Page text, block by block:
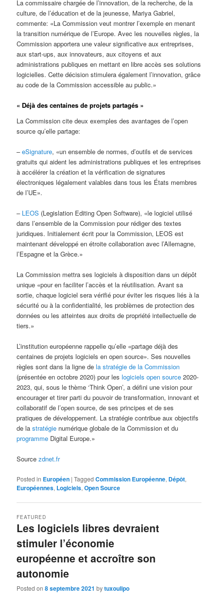
La commissaire chargée de l’innovation, de la recherche, de la
culture, de l’éducation et de la jeunesse, Mariya Gabriel,
commente: «La Commission veut montrer l’exemple en menant
la transition numérique de l’Europe. Avec les nouvelles règles, la
Commission apportera une valeur significative aux entreprises,
aux start-ups, aux innovateurs, aux citoyens et aux
administrations publiques en mettant en libre accès ses solutions
logicielles. Cette décision stimulera également l’innovation, grâce
au code de la Commission accessible au public.»
« Déjà des centaines de projets partagés »
La Commission cite deux exemples des avantages de l’open
source qu’elle partage:
–eSignature, «un ensemble de normes, d’outils et de services
gratuits qui aident les administrations publiques et les entreprises
à accélérer la création et la vérification de signatures
électroniques légalement valables dans tous les États membres
de l’UE».
– LEOS (Legislation Editing Open Software), «le logiciel utilisé
dans l’ensemble de la Commission pour rédiger des textes
juridiques. Initialement écrit pour la Commission, LEOS est
maintenant développé en étroite collaboration avec l’Allemagne,
l’Espagne et la Grèce.»
La Commission mettra ses logiciels à disposition dans un dépôt
unique «pour en faciliter l’accès et la réutilisation. Avant sa
sortie, chaque logiciel sera vérifié pour éviter les risques liés à la
sécurité ou à la confidentialité, les problèmes de protection des
données ou les atteintes aux droits de propriété intellectuelle de
tiers.»
L’institution européenne rappelle qu’elle «partage déjà des
centaines de projets logiciels en open source». Ses nouvelles
règles sont dans la ligne dela stratégie de la Commission
(présentée en octobre 2020) pour leslogiciels open source 2020-
2023, qui, sous le thème ‘Think Open’, a défini une vision pour
encourager et tirer parti du pouvoir de transformation, innovant et
collaboratif de l’open source, de ses principes et de ses
pratiques de développement. La stratégie contribue aux objectifs
de lastratégie numérique globale de la Commission et du
programme Digital Europe.»
Sourcezdnet.fr
Posted in Européen |Tagged Commission Européenne, Dépôt,
Européennes, Logiciels,Open Source
Les logiciels libres devraient
stimuler l’économie
européenne et accroître son
autonomie
FEATURED
Posted on8 septembre 2021 bytuxoulipo